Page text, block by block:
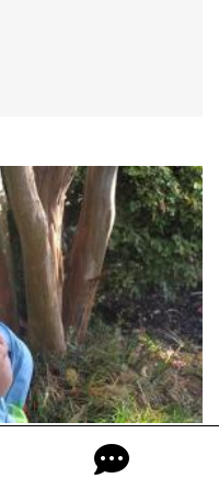
Enfant à la
Passée Ta